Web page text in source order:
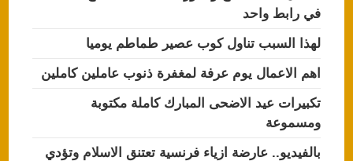
في رابط واحد
لهذا السبب تناول كوب عصير طماطم يوميا
اهم الاعمال يوم عرفة لمغفرة ذنوب عاملين كاملين
تكبيرات عيد الاضحى المبارك كاملة مكتوبة
ومسموعة
بالفيديو.. عارضة ازياء فرنسية تعتنق الاسلام وتؤدي